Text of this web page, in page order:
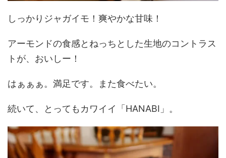
しっかりジャガイモ！爽やかな甘味！
アーモンドの食感とねっちとした生地のコントラス
トが、おいしー！
はぁぁぁ。満足です。また食べたい。
続いて、とってもカワイイ「HANABI」。